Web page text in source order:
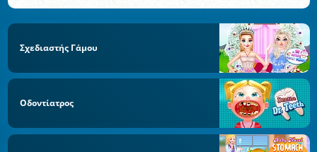
Σχεδιαστής Γάμου
Οδοντίατρος